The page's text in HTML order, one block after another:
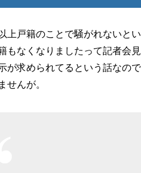
上戸籍のことで騒がれないと
もなくなりましたって記者会
が求められてるという話なの
せんが。